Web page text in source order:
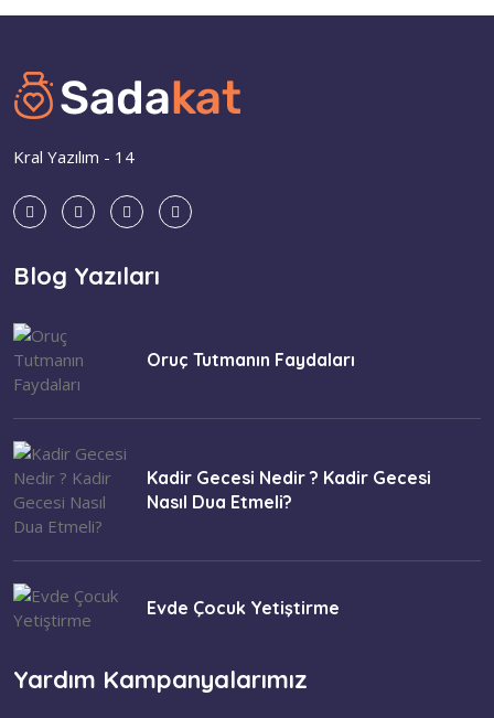
Kral Yazılım - 14
Blog Yazıları
Oruç Tutmanın Faydaları
Kadir Gecesi Nedir ? Kadir Gecesi
Nasıl Dua Etmeli?
Evde Çocuk Yetiştirme
Yardım Kampanyalarımız